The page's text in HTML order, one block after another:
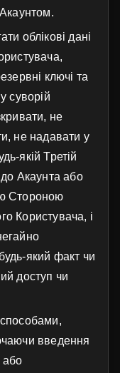
облікові дані
ключі та
суворій
не
не надавати у
якій Третій
Акаунта або
Стороною
Користувача, і
який факт чи
доступ чи
введення
або